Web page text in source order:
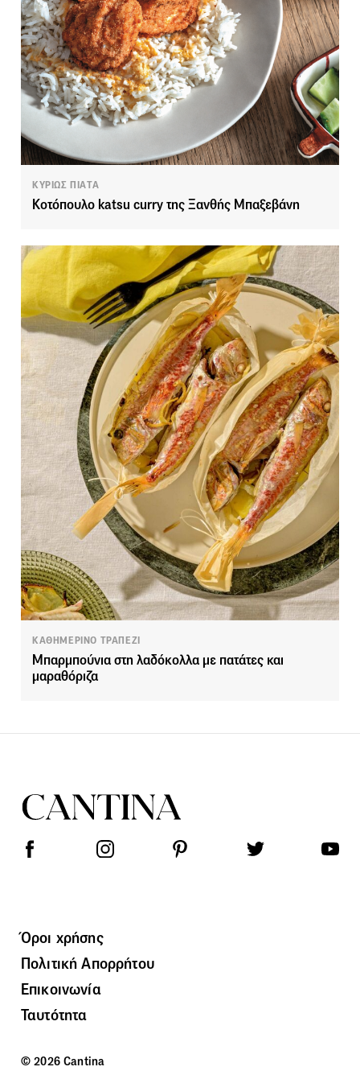
ΚΥΡΙΩΣ ΠΙΑΤΑ
Κοτόπουλο katsu curry της Ξανθής Μπαξεβάνη
ΚΑΘΗΜΕΡΙΝΟ ΤΡΑΠΕΖΙ
Μπαρμπούνια στη λαδόκολλα με πατάτες και
μαραθόριζα
Όροι χρήσης
Πολιτική Απορρήτου
Επικοινωνία
Ταυτότητα
© 2026 Cantina